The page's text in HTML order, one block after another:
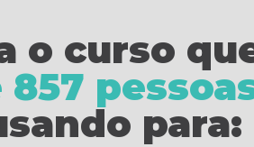
o curso
para: